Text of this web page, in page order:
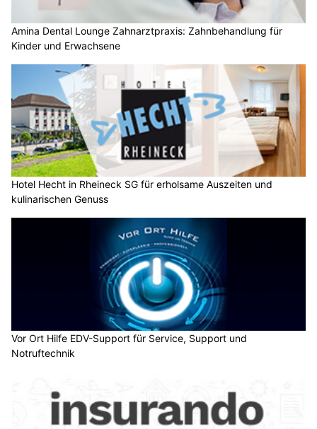
Amina Dental Lounge Zahnarztpraxis: Zahnbehandlung für
Kinder und Erwachsene
Hotel Hecht in Rheineck SG für erholsame Auszeiten und
kulinarischen Genuss
Vor Ort Hilfe EDV-Support für Service, Support und
Notruftechnik